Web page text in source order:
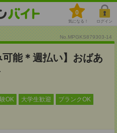
0
気になる！ ログイン
No.MPGKS879303-14
可能＊週払い】おばあ
OK 大学生歓迎 ブランクOK